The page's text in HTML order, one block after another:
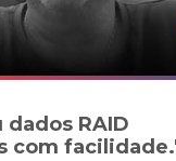
dados RAID
com